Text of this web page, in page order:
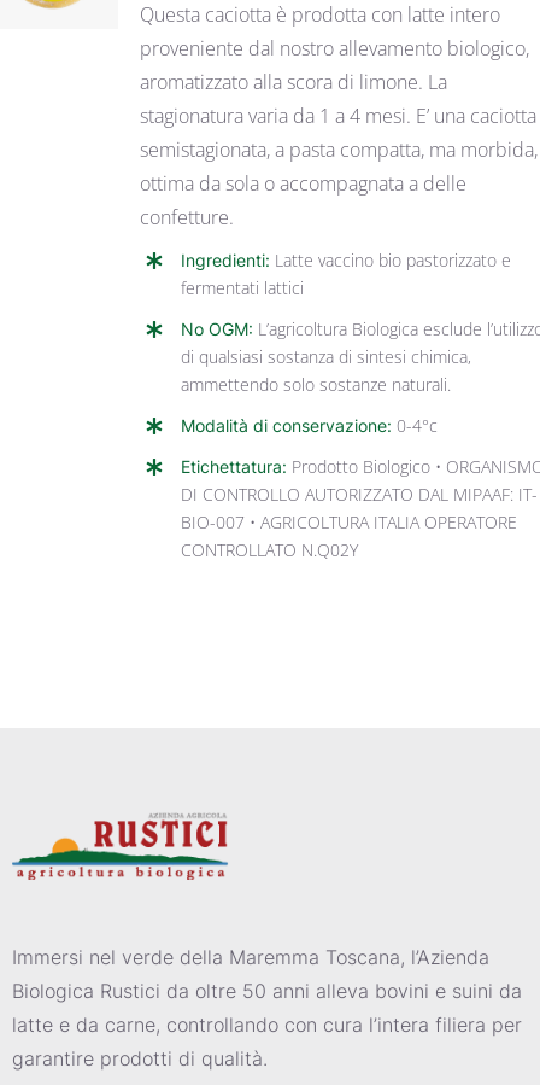
Questa caciotta è prodotta con latte intero
proveniente dal nostro allevamento biologico,
aromatizzato alla scora di limone. La
stagionatura varia da 1 a 4 mesi. E’ una caciotta
semistagionata, a pasta compatta, ma morbida,
ottima da sola o accompagnata a delle
confetture.
Ingredienti: Latte vaccino bio pastorizzato e
fermentati lattici
No OGM: L’agricoltura Biologica esclude
di qualsiasi sostanza di sintesi chimica,
ammettendo solo sostanze naturali.
Modalità di conservazione: 0-4°c
Etichettatura: Prodotto Biologico •
DI CONTROLLO AUTORIZZATO DAL MIPAAF: IT-
BIO-007 • AGRICOLTURA ITALIA OPERATORE
CONTROLLATO N.Q02Y
Immersi nel verde della Maremma Toscana, l’Azienda
Biologica Rustici da oltre 50 anni alleva bovini e suini da
latte e da carne, controllando con cura l’intera filiera per
garantire prodotti di qualità.